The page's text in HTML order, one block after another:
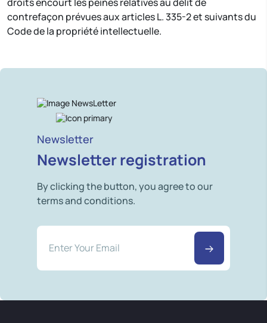
contrefaçon prévues aux articles L. 335-2 et suivants du
Code de la propriété intellectuelle.
Newsletter
Newsletter registration
By clicking the button, you agree to our
terms and conditions.